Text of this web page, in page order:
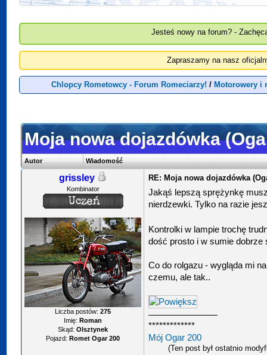
Jesteś nowy na forum? -
Zapraszamy na nasz
Chlopcy Rometowcy - Forum Romeciarzy! / Motorowery i
Moja nowa dojazdówka
Autor Wiadomość
grissley
Kombinator
Liczba postów:275
Imię: Roman
Skąd: Olsztynek
Pojazd: Romet Ogar 200
RE: Moja nowa dojazdówka
Jakąś lepszą sprężynkę
nierdzewki. Tylko na razie
Kontrolki w lampie trochę
dość prosto i w sumie dobrze
Co do rolgazu - wygląda mi
czemu, ale tak..
*************
Mój Ogar 200
(Ten post był ostatnio